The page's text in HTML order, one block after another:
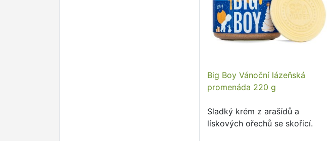
Big Boy Vánoční lázeňská
promenáda 220 g
Sladký krém z arašídů a
lískových ořechů se skořicí.